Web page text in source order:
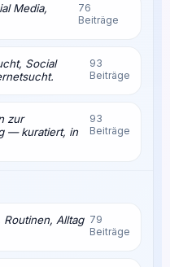
Media,
76
Beiträge
Social
93
Beiträge
zur
— kuratiert, in
93
Beiträge
Routinen, Alltag 79
Beiträge